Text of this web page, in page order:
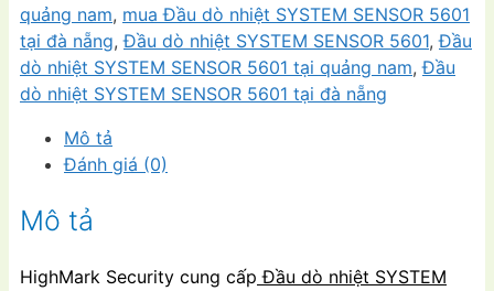
hệ
thống
báo
cháy
lượng
quảng nam, mua Đầu dò nhiệt SYSTEM SENSOR 5601
tại đà nẵng,Đầu dò nhiệt SYSTEM SENSOR 5601,Đầu
dò nhiệt SYSTEM SENSOR 5601 tại quảng nam,Đầu
dò nhiệt SYSTEM SENSOR 5601 tại đà nẵng
Mô tả
Đánh giá (0)
Mô tả
HighMark Security cung cấp Đầu dò nhiệt SYSTEM